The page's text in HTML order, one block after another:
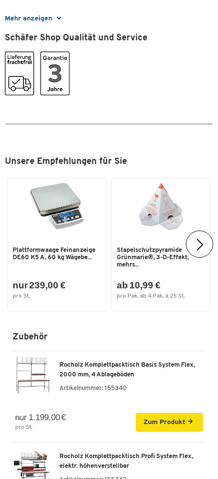
Maße: B 800 x T 200
Gewicht: 3,2 kg
Mehr anzeigen
Maße
Breite [mm] 800
Schäfer Shop Qualität und Service
Unsere Empfehlungen für Sie
Plattformwaage Feinanzeige
DE60 K5 A, 60 kg Wägebe...
nur 239,00 €
pro St.
Stapelschutzpyramide
Grünmarie®, 3-D-Effekt,
mehrs...
ab 10,99 €
pro Pak. ab 4 Pak. à 25 St.
Zubehör
Rocholz Komplettpacktisch Basis System Flex,
2000 mm, 4 Ablageböden
Artikelnummer: 155340
nur 1.199,00 €
pro St.
Zum Produkt
Rocholz Komplettpacktisch Profi System Flex,
elektr. höhenverstellbar